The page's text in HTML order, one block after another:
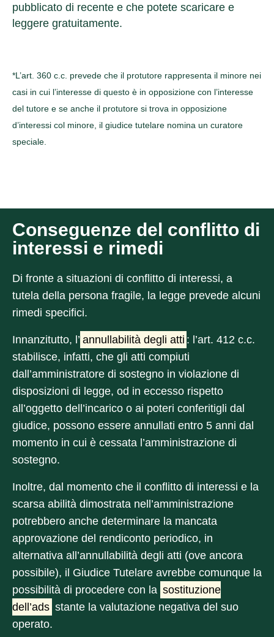
pubblicato di recente e che potete scaricare e
leggere gratuitamente.
*L’art. 360 c.c. prevede che il protutore rappresenta il minore nei
casi in cui l’interesse di questo è in opposizione con l’interesse
del tutore e se anche il protutore si trova in opposizione
d’interessi col minore, il giudice tutelare nomina un curatore
speciale.
Conseguenze del conflitto di
interessi e rimedi
Di fronte a situazioni di conflitto di interessi, a
tutela della persona fragile, la legge prevede alcuni
rimedi specifici.
Innanzitutto, l’ annullabilità degli atti : l’art. 412 c.c.
stabilisce, infatti, che gli atti compiuti
dall’amministratore di sostegno in violazione di
disposizioni di legge, od in eccesso rispetto
all’oggetto dell’incarico o ai poteri conferitigli dal
giudice, possono essere annullati entro 5 anni dal
momento in cui è cessata l’amministrazione di
sostegno.
Inoltre, dal momento che il conflitto di interessi e la
scarsa abilità dimostrata nell’amministrazione
potrebbero anche determinare la mancata
approvazione del rendiconto periodico, in
alternativa all’annullabilità degli atti (ove ancora
possibile), il Giudice Tutelare avrebbe comunque la
possibilità di procedere con la sostituzione
dell’ads stante la valutazione negativa del suo
operato.